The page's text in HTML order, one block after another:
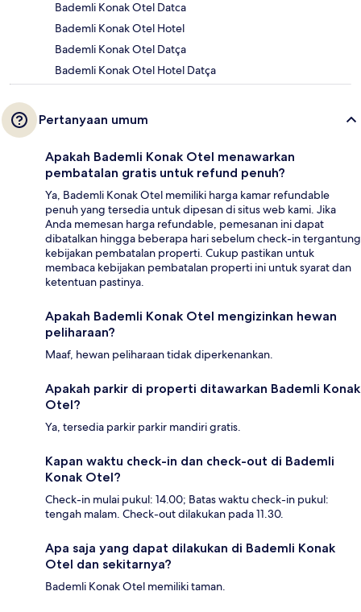
Bademli Konak Otel Datca
Bademli Konak Otel Hotel
Bademli Konak Otel Datça
Bademli Konak Otel Hotel Datça
Pertanyaan umum
Apakah Bademli Konak Otel menawarkan
pembatalan gratis untuk refund penuh?
Ya, Bademli Konak Otel memiliki harga kamar refundable
penuh yang tersedia untuk dipesan di situs web kami. Jika
Anda memesan harga refundable, pemesanan ini dapat
dibatalkan hingga beberapa hari sebelum check-in tergantung
kebijakan pembatalan properti. Cukup pastikan untuk
membaca kebijakan pembatalan properti ini untuk syarat dan
ketentuan pastinya.
Apakah Bademli Konak Otel mengizinkan hewan
peliharaan?
Maaf, hewan peliharaan tidak diperkenankan.
Apakah parkir di properti ditawarkan Bademli Konak
Otel?
Ya, tersedia parkir parkir mandiri gratis.
Kapan waktu check-in dan check-out di Bademli
Konak Otel?
Check-in mulai pukul: 14.00; Batas waktu check-in pukul:
tengah malam. Check-out dilakukan pada 11.30.
Apa saja yang dapat dilakukan di Bademli Konak
Otel dan sekitarnya?
Bademli Konak Otel memiliki taman.